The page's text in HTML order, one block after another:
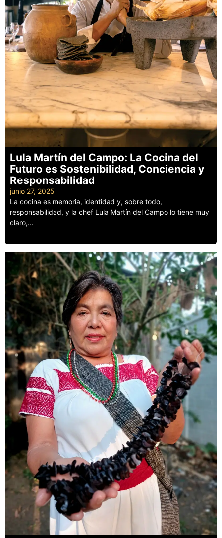
Lula Martín del Campo: La Cocina del
Futuro es Sostenibilidad, Conciencia y
Responsabilidad
junio 27, 2025
La cocina es memoria, identidad y, sobre todo,
responsabilidad, y la chef Lula Martín del Campo lo tiene muy
claro,...